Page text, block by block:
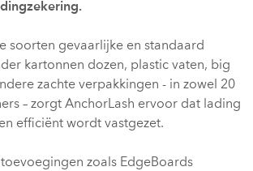
soorten gevaarlijke en standaard
kartonnen dozen, plastic vaten, big
zachte verpakkingen - in zowel 20
– zorgt AnchorLash ervoor dat lading
efficiënt wordt vastgezet.
zoals EdgeBoards